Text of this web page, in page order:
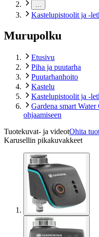
Kastelupistoolit ja -
Murupolku
Etusivu
Piha ja puutarha
Puutarhanhoito
Kastelu
Kastelupistoolit ja -
Gardena smart
ohjaamiseen
Tuotekuvat- ja videotOhita
Karusellin pikakuvakkeet